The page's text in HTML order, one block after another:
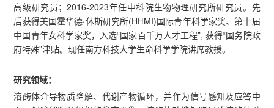
高级研究员；2016-2023年任中科院生物物理研究所研究员。先
后获得美国霍华德·休斯研究所(HHMI)国际青年科学家奖、第十届
中国青年女科学家奖，入选“国家百千万人才工程”, 获得“国务院政
府特殊”津贴。现任南方科技大学生命科学学院讲席教授。
研究领域：
溶酶体介导物质降解、代谢产物循环，并作为信号感知及应答中